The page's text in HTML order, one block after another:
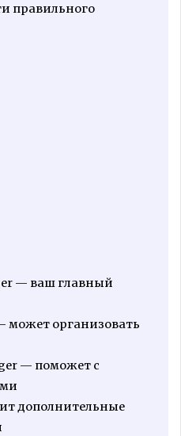
правильного
— ваш главный
может организовать
— поможет с
дополнительные